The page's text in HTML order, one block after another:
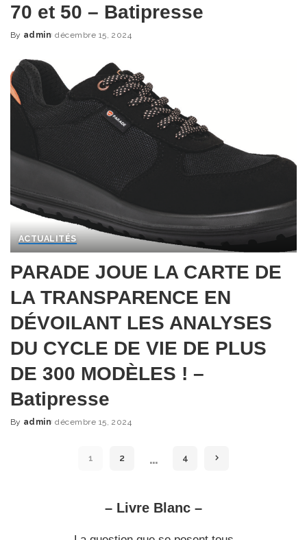
70 et 50 – Batipresse
Posted
By admin décembre 15, 2024
ACTUALITÉS
PARADE JOUE LA CARTE DE
LA TRANSPARENCE EN
DÉVOILANT LES ANALYSES
DU CYCLE DE VIE DE PLUS
DE 300 MODÈLES ! –
Batipresse
Posted
By admin décembre 15, 2024
1 2 … 4
– Livre Blanc –